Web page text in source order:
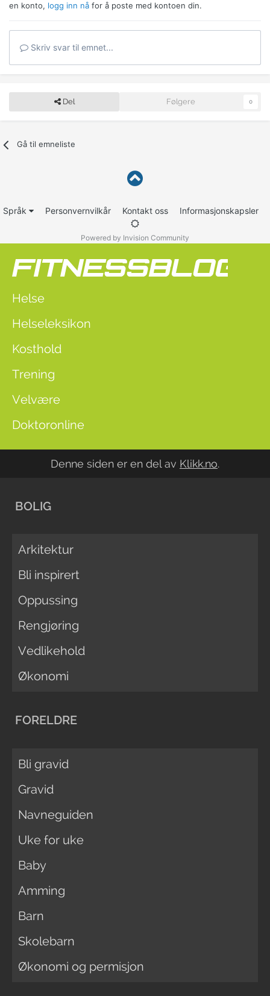
en konto, logg inn nå for å poste med kontoen din.
Skriv svar til emnet...
Del Følgere 0
Gå til emneliste
Språk Personvernvilkår Kontakt oss Informasjonskapsler
Powered by Invision Community
Helse
Helseleksikon
Kosthold
Trening
Velvære
Doktoronline
Denne siden er en del av Klikk.no.
BOLIG
Arkitektur
Bli inspirert
Oppussing
Rengjøring
Vedlikehold
Økonomi
FORELDRE
Bli gravid
Gravid
Navneguiden
Uke for uke
Baby
Amming
Barn
Skolebarn
Økonomi og permisjon